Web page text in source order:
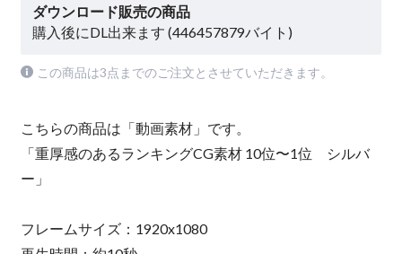
ダウンロード販売の商品
購入後にDL出来ます (446457879バイト)
この商品は3点までのご注文とさせていただきます。
こちらの商品は「動画素材」です。
「重厚感のあるランキングCG素材 10位〜1位 シルバ
ー」
フレームサイズ：1920x1080